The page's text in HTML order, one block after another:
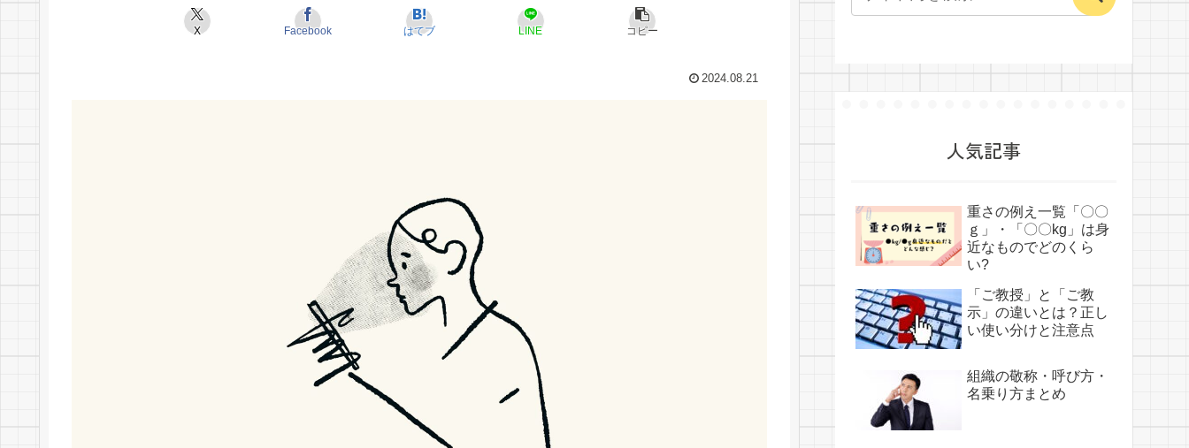
X Facebook はてブ LINE コピー
2024.08.21
人気記事
重さの例え一覧「〇〇
ｇ」・「〇〇kg」は身
近なものでどのくら
い?
「ご教授」と「ご教
示」の違いとは？正し
い使い分けと注意点
組織の敬称・呼び方・
名乗り方まとめ